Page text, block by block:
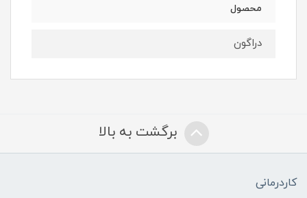
محصول
دراگون
برگشت به بالا
کاردرمانی